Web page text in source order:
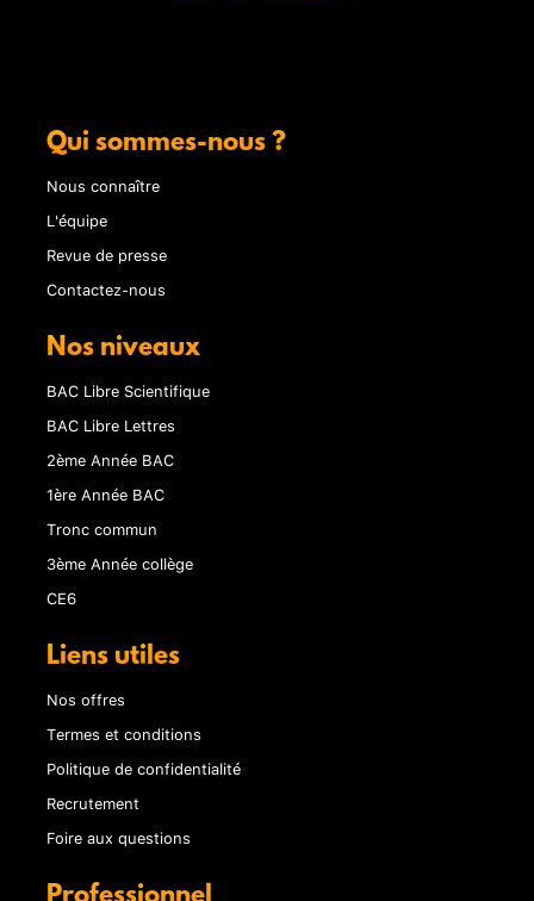
Qui sommes-nous ?
Nous connaître
L'équipe
Revue de presse
Contactez-nous
Nos niveaux
BAC Libre Scientifique
BAC Libre Lettres
2ème Année BAC
1ère Année BAC
Tronc commun
3ème Année collège
CE6
Liens utiles
Nos offres
Termes et conditions
Politique de confidentialité
Recrutement
Foire aux questions